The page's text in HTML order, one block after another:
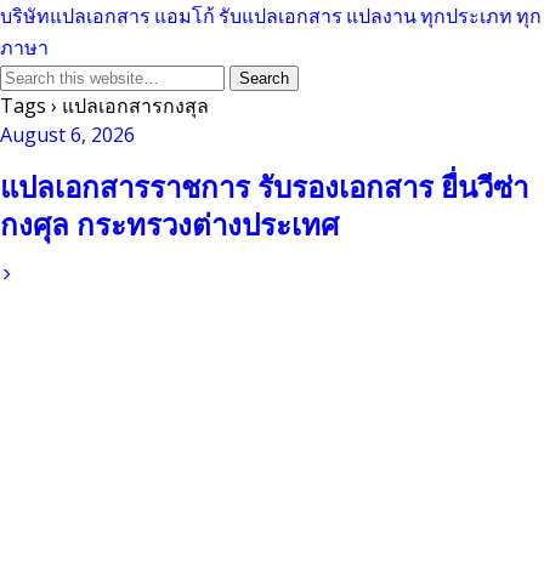
บริษัทแปลเอกสาร แอมโก้ รับแปลเอกสาร แปลงาน ทุกประเภท ทุก
ภาษา
Tags › แปลเอกสารกงสุล
August 6, 2026
แปลเอกสารราชการ รับรองเอกสาร ยื่นวีซ่า
กงศุล กระทรวงต่างประเทศ